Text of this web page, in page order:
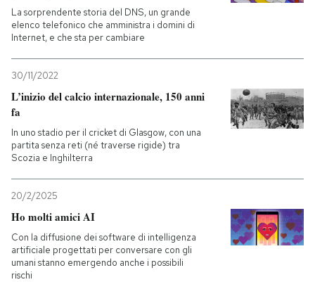
La sorprendente storia del DNS, un grande
elenco telefonico che amministra i domini di
Internet, e che sta per cambiare
30/11/2022
L’inizio del calcio internazionale, 150 anni
fa
In uno stadio per il cricket di Glasgow, con una
partita senza reti (né traverse rigide) tra
Scozia e Inghilterra
20/2/2025
Ho molti amici AI
Con la diffusione dei software di intelligenza
artificiale progettati per conversare con gli
umani stanno emergendo anche i possibili
rischi